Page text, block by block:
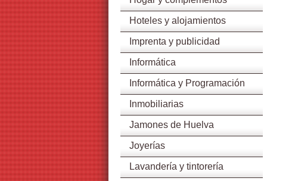
Hoteles y alojamientos
Imprenta y publicidad
Informática
Informática y Programación
Inmobiliarias
Jamones de Huelva
Joyerías
Lavandería y tintorería